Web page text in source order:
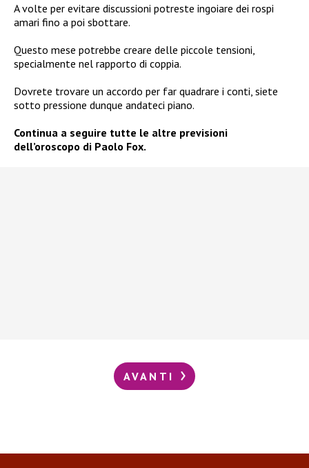
A volte per evitare discussioni potreste ingoiare dei rospi
amari fino a poi sbottare.
Questo mese potrebbe creare delle piccole tensioni,
specialmente nel rapporto di coppia.
Dovrete trovare un accordo per far quadrare i conti, siete
sotto pressione dunque andateci piano.
Continua a seguire tutte le altre previsioni
dell’oroscopo di Paolo Fox.
AVANTI